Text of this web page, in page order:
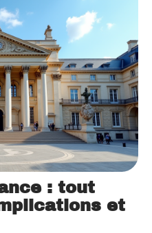
: tout
et